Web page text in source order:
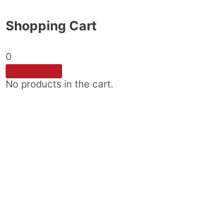
Shopping Cart
0
No products in the cart.